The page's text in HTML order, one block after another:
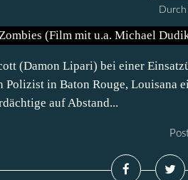
(Damon Lipari) bei einer
Polizist in Baton Rouge, Louisana
auf Abstand...